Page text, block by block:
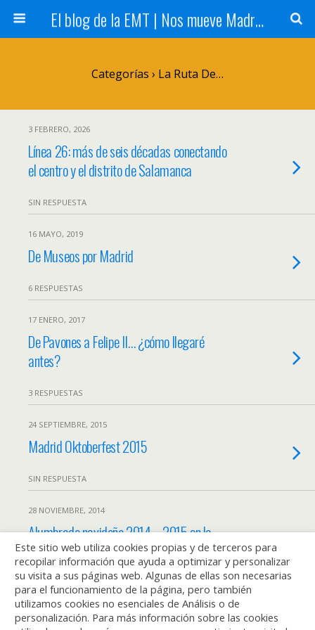
El blog de la EMT | Nos mueve Madrid
Categorías › La Ruta De…
3 FEBRERO, 2026
Línea 26: más de seis décadas conectando
el centro y el distrito de Salamanca
SIN RESPUESTA
16 MAYO, 2019
De Museos por Madrid
6 RESPUESTAS
17 ENERO, 2017
De Pavones a Felipe II… ¿cómo llegaré
antes?
3 RESPUESTAS
24 SEPTIEMBRE, 2015
Madrid Oktoberfest 2015
SIN RESPUESTA
28 NOVIEMBRE, 2014
Alumbrado navideño 2014 – 2015 en la
ciudad de Madrid.
3 RESPUESTAS
Cargar Más De Esta Categoría…
Este sitio web utiliza cookies propias y de terceros para
recopilar información que ayuda a optimizar y personalizar
su visita a sus páginas web. Algunas de ellas son necesarias
para el funcionamiento de la página, pero también
utilizamos cookies no esenciales de Análisis o de
personalización. Para más información sobre las cookies